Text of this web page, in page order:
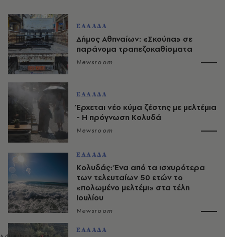
ΕΛΛΑΔΑ
Δήμος Αθηναίων: «Σκούπα» σε
παράνομα τραπεζοκαθίσματα
Newsroom
ΕΛΛΑΔΑ
Έρχεται νέο κύμα ζέστης με μελτέμια
- Η πρόγνωση Κολυδά
Newsroom
ΕΛΛΑΔΑ
Κολυδάς: Ένα από τα ισχυρότερα
των τελευταίων 50 ετών το
«πολωμένο μελτέμι» στα τέλη
Ιουλίου
Newsroom
ΕΛΛΑΔΑ